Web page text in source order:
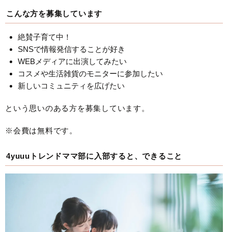
こんな方を募集しています
絶賛子育て中！
SNSで情報発信することが好き
WEBメディアに出演してみたい
コスメや生活雑貨のモニターに参加したい
新しいコミュニティを広げたい
という思いのある方を募集しています。
※会費は無料です。
4yuuuトレンドママ部に入部すると、できること